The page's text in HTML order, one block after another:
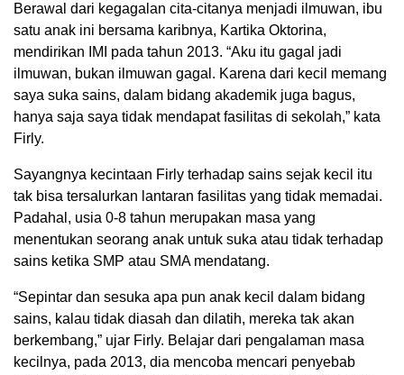
Berawal dari kegagalan cita-citanya menjadi ilmuwan, ibu
satu anak ini bersama karibnya, Kartika Oktorina,
mendirikan IMI pada tahun 2013. “Aku itu gagal jadi
ilmuwan, bukan ilmuwan gagal. Karena dari kecil memang
saya suka sains, dalam bidang akademik juga bagus,
hanya saja saya tidak mendapat fasilitas di sekolah,” kata
Firly.
Sayangnya kecintaan Firly terhadap sains sejak kecil itu
tak bisa tersalurkan lantaran fasilitas yang tidak memadai.
Padahal, usia 0-8 tahun merupakan masa yang
menentukan seorang anak untuk suka atau tidak terhadap
sains ketika SMP atau SMA mendatang.
“Sepintar dan sesuka apa pun anak kecil dalam bidang
sains, kalau tidak diasah dan dilatih, mereka tak akan
berkembang,” ujar Firly. Belajar dari pengalaman masa
kecilnya, pada 2013, dia mencoba mencari penyebab